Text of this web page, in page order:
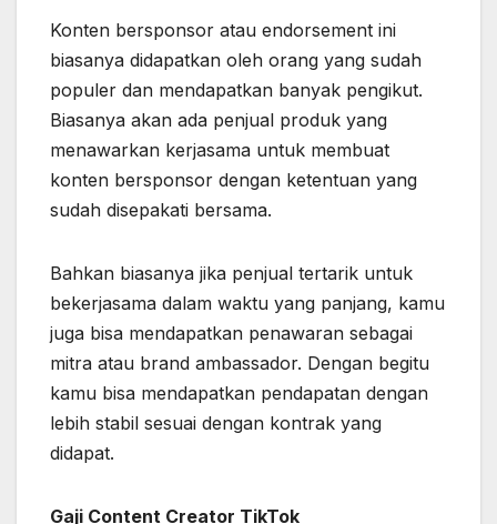
Konten bersponsor atau endorsement ini
biasanya didapatkan oleh orang yang sudah
populer dan mendapatkan banyak pengikut.
Biasanya akan ada penjual produk yang
menawarkan kerjasama untuk membuat
konten bersponsor dengan ketentuan yang
sudah disepakati bersama.
Bahkan biasanya jika penjual tertarik untuk
bekerjasama dalam waktu yang panjang, kamu
juga bisa mendapatkan penawaran sebagai
mitra atau brand ambassador. Dengan begitu
kamu bisa mendapatkan pendapatan dengan
lebih stabil sesuai dengan kontrak yang
didapat.
Gaji Content Creator TikTok